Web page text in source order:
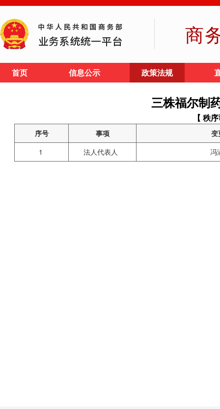
商
首页 信息公示 政策法规
三株福尔制
【 秩
序号 事项
变
1
法人代表人 冯